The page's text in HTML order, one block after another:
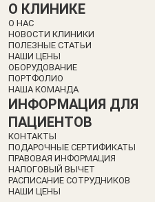
О КЛИНИКЕ
О НАС
НОВОСТИ КЛИНИКИ
ПОЛЕЗНЫЕ СТАТЬИ
НАШИ ЦЕНЫ
ОБОРУДОВАНИЕ
ПОРТФОЛИО
НАША КОМАНДА
ИНФОРМАЦИЯ ДЛЯ
ПАЦИЕНТОВ
КОНТАКТЫ
ПОДАРОЧНЫЕ СЕРТИФИКАТЫ
ПРАВОВАЯ ИНФОРМАЦИЯ
НАЛОГОВЫЙ ВЫЧЕТ
РАСПИСАНИЕ СОТРУДНИКОВ
НАШИ ЦЕНЫ